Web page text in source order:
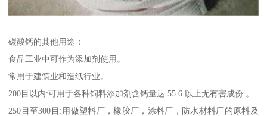
碳酸钙的其他用途：
食品工业中可作为添加剂使用。
常用于建筑业和造纸行业。
200目以内:可用于各种饲料添加剂含钙量达 55.6 以上无有害成份 。
250目至300目:用做塑料厂，橡胶厂，涂料厂，防水材料厂的原料及